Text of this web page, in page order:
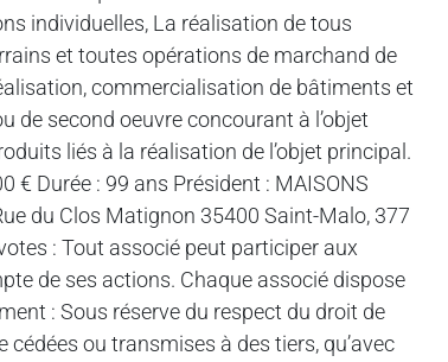
individuelles, La réalisation de tous
et toutes opérations de marchand de
commercialisation de bâtiments et
de second oeuvre concourant à l’objet
liés à la réalisation de l’objet principal.
€ Durée : 99 ans Président : MAISONS
du Clos Matignon 35400 Saint-Malo, 377
: Tout associé peut participer aux
de ses actions. Chaque associé dispose
: Sous réserve du respect du droit de
ou transmises à des tiers, qu’avec